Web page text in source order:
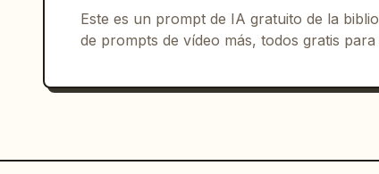
Este es un prompt de IA gratuito de la
de prompts de vídeo más, todos gratis